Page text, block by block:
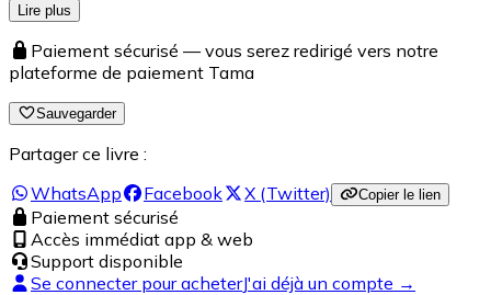
Lire plus
Paiement sécurisé — vous serez redirigé vers notre
plateforme de paiement Tama
Sauvegarder
Partager ce livre :
WhatsApp
Facebook X (Twitter) Copier le lien
Paiement sécurisé
Accès immédiat app & web
Support disponible
Se connecter pour acheterJ'ai déjà un compte →